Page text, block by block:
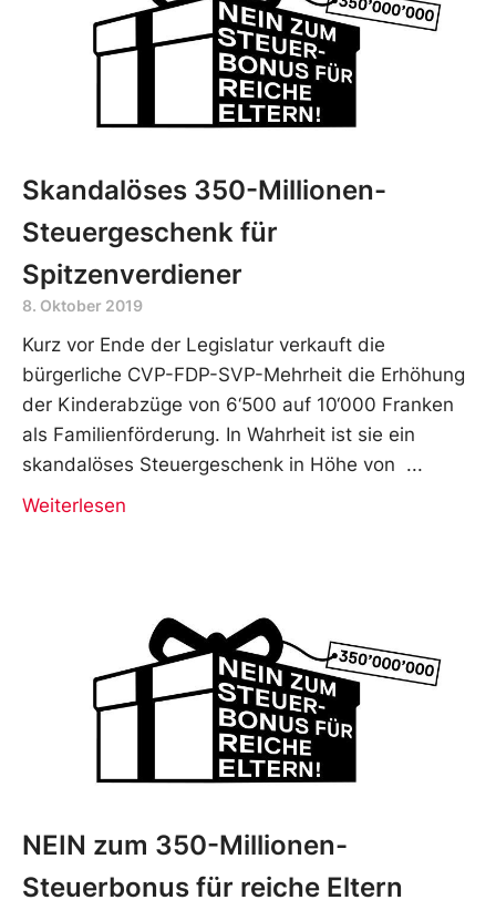
Skandalöses 350-Millionen-
Steuergeschenk für
Spitzenverdiener
8. Oktober 2019
Kurz vor Ende der Legislatur verkauft die
bürgerliche CVP-FDP-SVP-Mehrheit die Erhöhung
der Kinderabzüge von 6‘500 auf 10‘000 Franken
als Familienförderung. In Wahrheit ist sie ein
skandalöses Steuergeschenk in Höhe von
Weiterlesen
NEIN zum 350-Millionen-
Steuerbonus für reiche Eltern